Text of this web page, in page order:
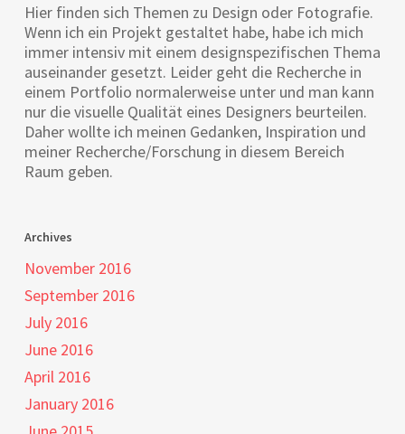
Hier finden sich Themen zu Design oder Fotografie.
Wenn ich ein Projekt gestaltet habe, habe ich mich
immer intensiv mit einem designspezifischen Thema
auseinander gesetzt. Leider geht die Recherche in
einem Portfolio normalerweise unter und man kann
nur die visuelle Qualität eines Designers beurteilen.
Daher wollte ich meinen Gedanken, Inspiration und
meiner Recherche/Forschung in diesem Bereich
Raum geben.
Archives
November 2016
September 2016
July 2016
June 2016
April 2016
January 2016